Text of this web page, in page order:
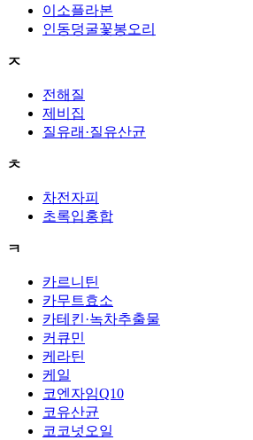
이소플라본
인동덩굴꽃봉오리
ㅈ
전해질
제비집
질유래·질유산균
ㅊ
차전자피
초록입홍합
ㅋ
카르니틴
카무트효소
카테킨·녹차추출물
커큐민
케라틴
케일
코엔자임Q10
코유산균
코코넛오일